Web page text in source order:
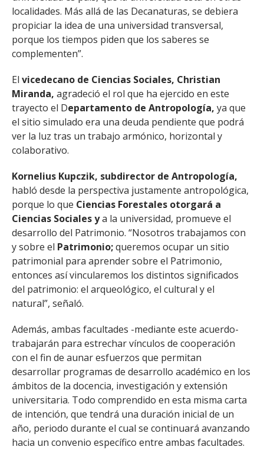
localidades. Más allá de las Decanaturas, se debiera
propiciar la idea de una universidad transversal,
porque los tiempos piden que los saberes se
complementen”.
El vicedecano de Ciencias Sociales, Christian
Miranda, agradeció el rol que ha ejercido en este
trayecto el Departamento de Antropología, ya que
el sitio simulado era una deuda pendiente que podrá
ver la luz tras un trabajo armónico, horizontal y
colaborativo.
Kornelius Kupczik, subdirector de Antropología,
habló desde la perspectiva justamente antropológica,
porque lo que Ciencias Forestales otorgará a
Ciencias Sociales ya la universidad, promueve el
desarrollo del Patrimonio. “Nosotros trabajamos con
y sobre el Patrimonio;queremos ocupar un sitio
patrimonial para aprender sobre el Patrimonio,
entonces así vincularemos los distintos significados
del patrimonio: el arqueológico, el cultural y el
natural”, señaló.
Además, ambas facultades -mediante este acuerdo-
trabajarán para estrechar vínculos de cooperación
con el fin de aunar esfuerzos que permitan
desarrollar programas de desarrollo académico en los
ámbitos de la docencia, investigación y extensión
universitaria. Todo comprendido en esta misma carta
de intención, que tendrá una duración inicial de un
año, periodo durante el cual se continuará avanzando
hacia un convenio específico entre ambas facultades.